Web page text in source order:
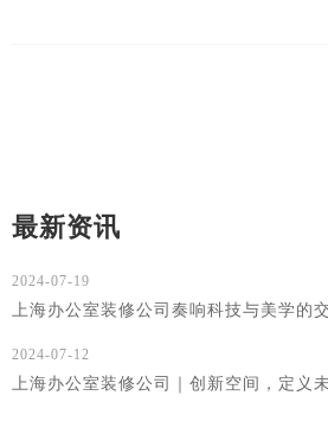
最新资讯
2024-07-19
上海办公室装修公司奏响科技与美学的
2024-07-12
上海办公室装修公司｜创新空间，定义